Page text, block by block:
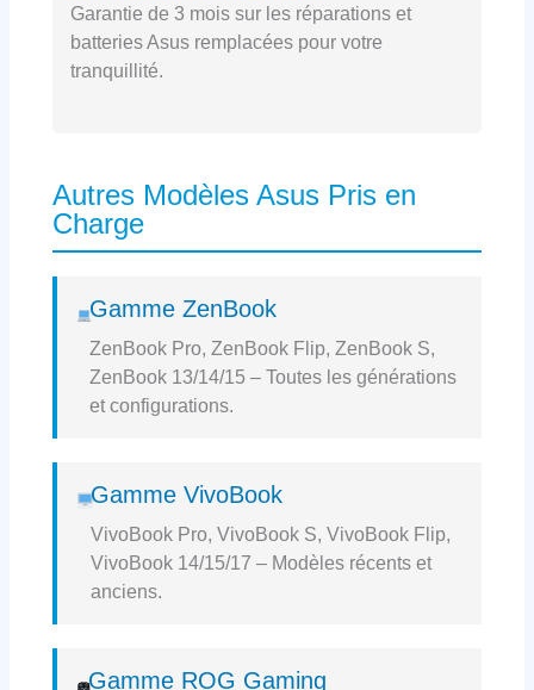
Garantie de 3 mois sur les réparations et
batteries Asus remplacées pour votre
tranquillité.
Autres Modèles Asus Pris en
Charge
Gamme ZenBook
ZenBook Pro, ZenBook Flip, ZenBook S,
ZenBook 13/14/15 – Toutes les générations
et configurations.
Gamme VivoBook
VivoBook Pro, VivoBook S, VivoBook Flip,
VivoBook 14/15/17 – Modèles récents et
anciens.
Gamme ROG Gaming